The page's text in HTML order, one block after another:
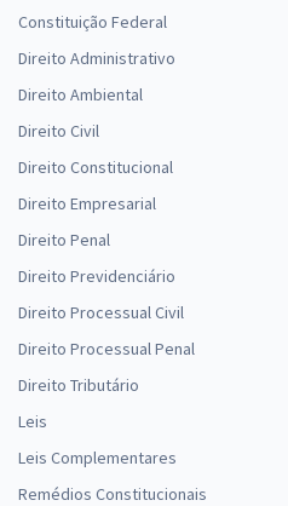
Constituição Federal
Direito Administrativo
Direito Ambiental
Direito Civil
Direito Constitucional
Direito Empresarial
Direito Penal
Direito Previdenciário
Direito Processual Civil
Direito Processual Penal
Direito Tributário
Leis
Leis Complementares
Remédios Constitucionais